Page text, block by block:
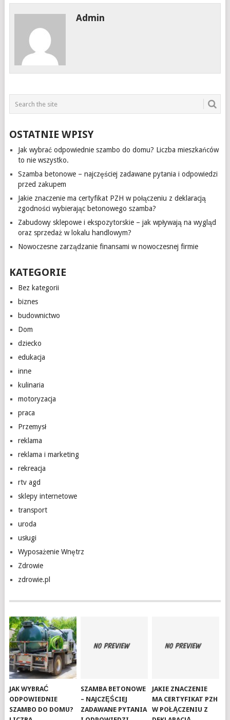
Admin
OSTATNIE WPISY
Jak wybrać odpowiednie szambo do domu? Liczba mieszkańców
to nie wszystko.
Szamba betonowe – najczęściej zadawane pytania i odpowiedzi
przed zakupem
Jakie znaczenie ma certyfikat PZH w połączeniu z deklaracją
zgodności wybierając betonowego szamba?
Zabudowy sklepowe i ekspozytorskie – jak wpływają na wygląd
oraz sprzedaż w lokalu handlowym?
Nowoczesne zarządzanie finansami w nowoczesnej firmie
KATEGORIE
Bez kategorii
biznes
budownictwo
Dom
dziecko
edukacja
inne
kulinaria
motoryzacja
praca
Przemysł
reklama
reklama i marketing
rekreacja
rtv agd
sklepy internetowe
transport
uroda
usługi
Wyposażenie Wnętrz
Zdrowie
zdrowie.pl
JAK WYBRAĆ
ODPOWIEDNIE
SZAMBO DO DOMU?
SZAMBA BETONOWE
– NAJCZĘŚCIEJ
ZADAWANE PYTANIA
JAKIE ZNACZENIE
MA CERTYFIKAT PZH
W POŁĄCZENIU Z